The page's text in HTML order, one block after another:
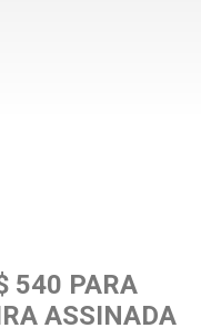
540 PARA
ASSINADA